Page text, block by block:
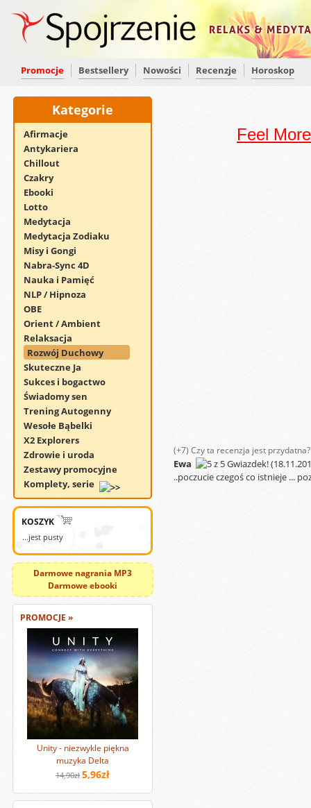
Promocje Bestsellery Nowości Recenzje Horoskop
Kategorie
Afirmacje
Antykariera
Chillout
Czakry
Ebooki
Lotto
Medytacja
Medytacja Zodiaku
Misy i Gongi
Nabra-Sync 4D
Nauka i Pamięć
NLP / Hipnoza
OBE
Orient / Ambient
Relaksacja
Rozwój Duchowy
Skuteczne Ja
Sukces i bogactwo
Świadomy sen
Trening Autogenny
Wesołe Bąbelki
X2 Explorers
Zdrowie i uroda
Zestawy promocyjne
Komplety, serie
KOSZYK
...jest pusty
Darmowe nagrania MP3
Darmowe ebooki
PROMOCJE »
Unity - niezwykle piękna
muzyka Delta
14,90zł 5,96zł
Feel
(+7) Czy ta recenzja jest przydatna?
Ewa
..poczucie czegoś co istnieje ...